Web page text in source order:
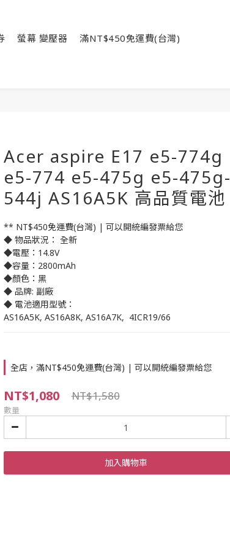
螢幕 變壓器 滿NT$450免運費(台灣)
Acer aspire E17 e5-774g
e5-774 e5-475g e5-475g-
544j AS16A5K 高品質電池
** NT$450免運費(台灣) | 可以開統編發票給您
◆ 物品狀況： 全新
◆電壓：14.8V
◆容量：2800mAh
◆顏色：黑
◆ 品牌: 副廠
◆ 電池適用型號：
AS16A5K, AS16A8K, AS16A7K,  4ICR19/66
全店，滿NT$450免運費(台灣) | 可以開統編發票給您
NT$1,080 NT$1,580
數量
加入購物車